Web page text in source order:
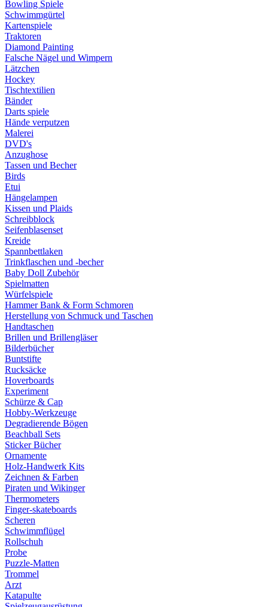
Bowling Spiele
Schwimmgürtel
Kartenspiele
Traktoren
Diamond Painting
Falsche Nägel und Wimpern
Lätzchen
Hockey
Tischtextilien
Bänder
Darts spiele
Hände verputzen
Malerei
DVD's
Anzughose
Tassen und Becher
Birds
Etui
Hängelampen
Kissen und Plaids
Schreibblock
Seifenblasenset
Kreide
Spannbettlaken
Trinkflaschen und -becher
Baby Doll Zubehör
Spielmatten
Würfelspiele
Hammer Bank & Form Schmoren
Herstellung von Schmuck und Taschen
Handtaschen
Brillen und Brillengläser
Bilderbücher
Buntstifte
Rucksäcke
Hoverboards
Experiment
Schürze & Cap
Hobby-Werkzeuge
Degradierende Bögen
Beachball Sets
Sticker Bücher
Ornamente
Holz-Handwerk Kits
Zeichnen & Farben
Piraten und Wikinger
Thermometers
Finger-skateboards
Scheren
Schwimmflügel
Rollschuh
Probe
Puzzle-Matten
Trommel
Arzt
Katapulte